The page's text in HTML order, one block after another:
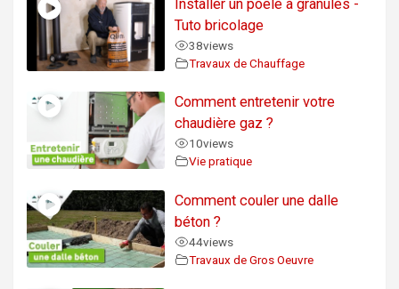
Installer un poêle à granulés -
Tuto bricolage
38views
Travaux de Chauffage
Comment entretenir votre
chaudière gaz ?
10views
Vie pratique
Comment couler une dalle
béton ?
44views
Travaux de Gros Oeuvre